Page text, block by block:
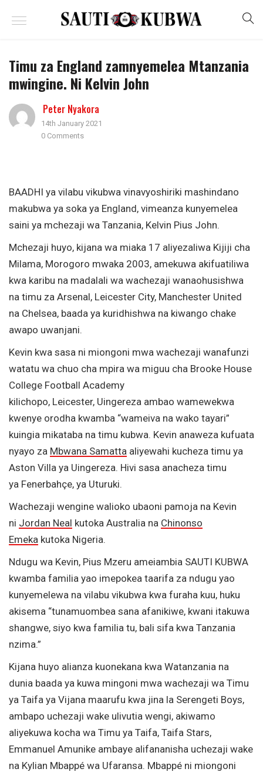
Timu za England zamnyemelea Mtanzania
mwingine. Ni Kelvin John
Peter Nyakora
14th January 2021
0 Comments
BAADHI ya vilabu vikubwa vinavyoshiriki mashindano
makubwa ya soka ya England, vimeanza kunyemelea
saini ya mchezaji wa Tanzania, Kelvin Pius John.
Mchezaji huyo, kijana wa miaka 17 aliyezaliwa Kijiji cha
Milama, Morogoro mwaka 2003, amekuwa akifuatiliwa
kwa karibu na madalali wa wachezaji wanaohusishwa
na timu za Arsenal, Leicester City, Manchester United
na Chelsea, baada ya kuridhishwa na kiwango chake
awapo uwanjani.
Kevin kwa sasa ni miongoni mwa wachezaji wanafunzi
watatu wa chuo cha mpira wa miguu cha Brooke House
College Football Academy
kilichopo, Leicester, Uingereza ambao wamewekwa
kwenye orodha kwamba “wameiva na wako tayari”
kuingia mikataba na timu kubwa. Kevin anaweza kufuata
nyayo za Mbwana Samatta aliyewahi kucheza timu ya
Aston Villa ya Uingereza. Hivi sasa anacheza timu
ya Fenerbahçe, ya Uturuki.
Wachezaji wengine walioko ubaoni pamoja na Kevin
ni Jordan Neal kutoka Australia na Chinonso
Emeka kutoka Nigeria.
Ndugu wa Kevin, Pius Mzeru ameiambia SAUTI KUBWA
kwamba familia yao imepokea taarifa za ndugu yao
kunyemelewa na vilabu vikubwa kwa furaha kuu, huku
akisema “tunamuombea sana afanikiwe, kwani itakuwa
shangwe, siyo kwa familia tu, bali sifa kwa Tanzania
nzima.”
Kijana huyo alianza kuonekana kwa Watanzania na
dunia baada ya kuwa mingoni mwa wachezaji wa Timu
ya Taifa ya Vijana maarufu kwa jina la Serengeti Boys,
ambapo uchezaji wake ulivutia wengi, akiwamo
aliyekuwa kocha wa Timu ya Taifa, Taifa Stars,
Emmanuel Amunike ambaye alifananisha uchezaji wake
na Kylian Mbappé wa Ufaransa. Mbappé ni miongoni